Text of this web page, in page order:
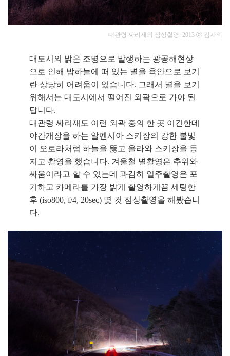
대관령 싸리재의 점상촬영. 2013 ⓒ 김사익
대도시의 밝은 조명으로 발생하는 광공해현상
으로 인해 밤하늘에 떠 있는 별을 육안으로 보기
란 상당히 어려움이 있습니다. 그래서 별을 보기
위해서는 대도시에서 떨어진 외곽으로 가야 된
답니다.
대관령 싸리재도 이런 외곽 중의 한 곳 이긴한데
야간개장을 하는 알펜시아 스키장의 강한 불빛
이 오로라처럼 하늘을 뚫고 올라와 스키장을 등
지고 촬영을 했습니다. 겨울철 별촬영은 추위와
싸움이라고 할 수 있는데 과감히 일주촬영은 포
기하고 카메라를 가장 밝게 촬영하게끔 세팅한
후 (iso800, f/4, 20sec) 몇 컷 점상촬영을 해봤습니
다.